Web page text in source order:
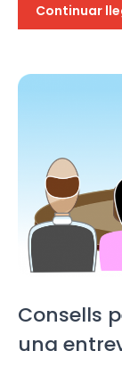
Continuar
Consells
una